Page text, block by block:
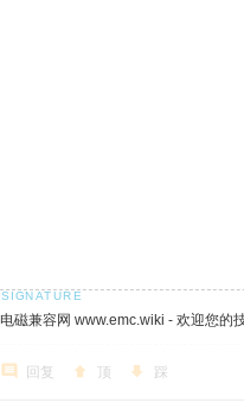
电磁兼容网 www.emc.wiki - 欢迎您的
回复 顶 踩